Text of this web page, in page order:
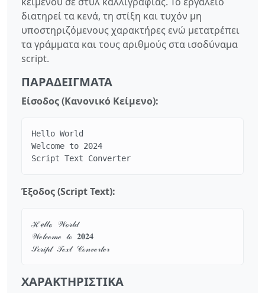
διατηρεί τα κενά, τη στίξη και τυχόν μη
υποστηριζόμενους χαρακτήρες ενώ μετατρέπει
τα γράμματα και τους αριθμούς στα ισοδύναμα
script.
ΠΑΡΑΔΕΊΓΜΑΤΑ
Είσοδος (Κανονικό Κείμενο):
Hello World
Welcome to 2024
Script Text Converter
Έξοδος (Script Text):
ℋℯ𝓁𝓁ℴ 𝒲ℴ𝓇𝓁𝒹
𝒲ℯ𝓁𝒸ℴ𝓂ℯ 𝓉ℴ 𝟐𝟎𝟐𝟒
𝒮𝒸𝓇𝒾𝓅𝓉 𝒯ℯ𝓍𝓉 𝒞ℴ𝓃𝓋ℯ𝓇𝓉ℯ𝓇
ΧΑΡΑΚΤΗΡΙΣΤΙΚΆ